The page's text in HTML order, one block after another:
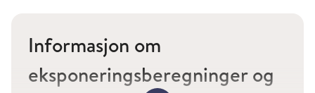
for å forklare samvariasjonen mellom hjerte- og
karsykdom og forurensning inkluderer
endringer i åreveggenes funksjon (dysfunksjon
Informasjon om
eksponeringsberegninger og